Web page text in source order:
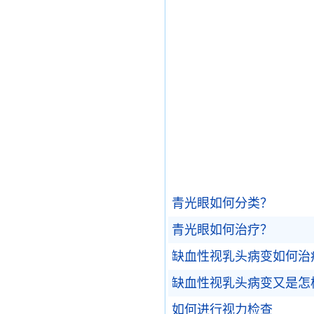
青光眼如何分类？
青光眼如何治疗？
缺血性视乳头病变如何治
缺血性视乳头病变又是怎
如何进行视力检查